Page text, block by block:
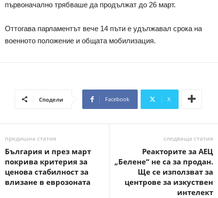
първоначално трябваше да продължат до 26 март.
Оттогава парламентът вече 14 пъти е удължавал срока на
военното положение и общата мобилизация.
Сподели Facebook X
предишна статия
България и през март
покрива критерия за
ценова стабилност за
влизане в еврозоната
следваща статия
Реакторите за АЕЦ
„Белене“ не са за продан.
Ще се използват за
центрове за изкуствен
интелект